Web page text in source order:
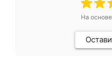
На основе